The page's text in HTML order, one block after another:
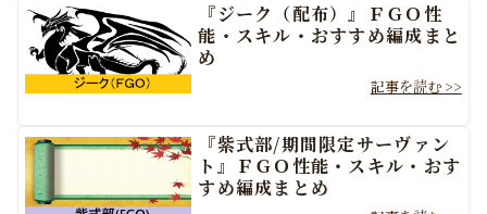
『ジーク（配布）』ＦＧＯ性
能・スキル・おすすめ編成まと
め
『紫式部/期間限定サーヴァン
ト』ＦＧＯ性能・スキル・おす
すめ編成まとめ